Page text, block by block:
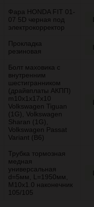
Фара HONDA FIT 01-
07 5D черная под
электрокорректор
Прокладка
резиновая
Болт маховика с
внутренним
шестигранником
(драйвплаты АКПП)
m10x1x17x10
Volkswagen Tiguan
(1G), Volkswagen
Sharan (1G),
Volkswagen Passat
Variant (B6)
Трубка тормозная
медная
универсальная
d=5мм, L=1950мм,
М10x1.0 наконечник
105/105